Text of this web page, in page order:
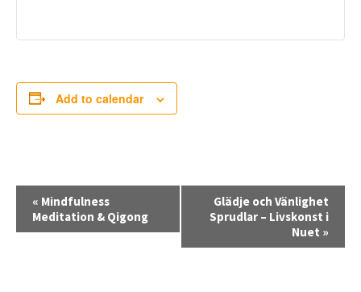
Add to calendar
« Mindfulness
Meditation & Qigong
Glädje och Vänlighet
Sprudlar – Livskonst i
Nuet »